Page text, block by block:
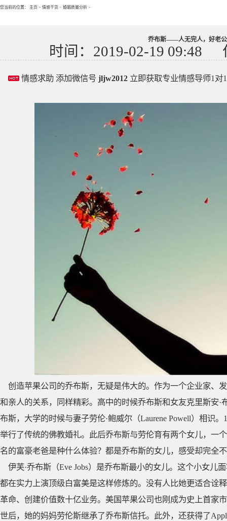
您当前的位置： 主页 > 情感干货 > 婚姻质量分析 >
乔布斯——人无完人，好老
时间：2019-02-19 09:48
情感求助 添加微信号 jljw2012 立即获取专业情感导师1对
创造苹果公司的乔布斯，无疑是伟大的。作为一个企业家、
和亲人的关系，同样精彩。高中的时候乔布斯和女友克里斯安·
布斯，大学的时候与妻子劳伦·鲍威尔（Laurene Powell）相识
举行了传统的佛教婚礼。此后乔布斯与劳伦育有两个女儿，一
名的富豪老爸是种什么体验？都是乔布斯的女儿，感受却完全
伊芙·乔布斯（Eve Jobs）是乔布斯最小的女儿。这个小女儿
都在实力上演顶级白富美是这样修炼的。没有人比她更适合诠
革命、创建价值数十亿业务。美国苹果公司也刚成为史上首家
世后，她的妈妈劳伦斯继承了乔布斯信托。此外，还获得了